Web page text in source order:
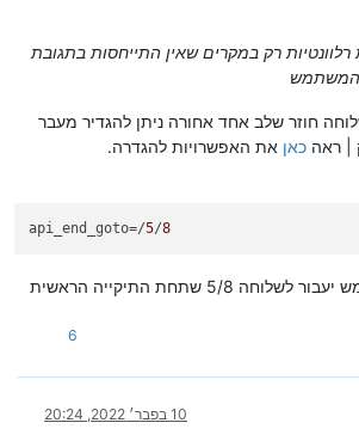
רק במקרים שאין התייחסות בתגובת
המשתמש
חוזר שלב אחד אחורה ניתן להגדיר מעבר
| ראה כאן את האפשרויות להגדרה.
api_end_goto=/5/8
5/8 שתחת התיקייה הראשית
6
10 בפבר׳ 2022, 20:24